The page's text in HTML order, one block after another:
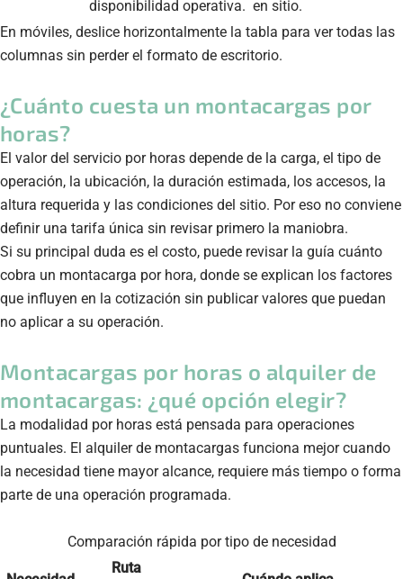
disponibilidad operativa. en sitio.
En móviles, deslice horizontalmente la tabla para ver todas las
columnas sin perder el formato de escritorio.
¿Cuánto cuesta un montacargas por
horas?
El valor del servicio por horas depende de la carga, el tipo de
operación, la ubicación, la duración estimada, los accesos, la
altura requerida y las condiciones del sitio. Por eso no conviene
definir una tarifa única sin revisar primero la maniobra.
Si su principal duda es el costo, puede revisar la guía cuánto
cobra un montacarga por hora, donde se explican los factores
que influyen en la cotización sin publicar valores que puedan
no aplicar a su operación.
Montacargas por horas o alquiler de
montacargas: ¿qué opción elegir?
La modalidad por horas está pensada para operaciones
puntuales. El alquiler de montacargas funciona mejor cuando
la necesidad tiene mayor alcance, requiere más tiempo o forma
parte de una operación programada.
Comparación rápida por tipo de necesidad
Ruta